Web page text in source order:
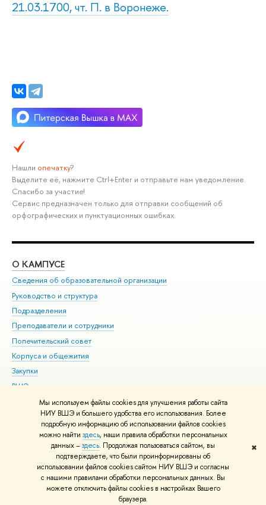
Мы используем файлы cookies для улучшения работы сайта
НИУ ВШЭ и большего удобства его использования. Более
подробную информацию об использовании файлов cookies
можно найти здесь, наши правила обработки персональных
данных –здесь. Продолжая пользоваться сайтом, вы
подтверждаете, что были проинформированы об
использовании файлов cookies сайтом НИУ ВШЭ и согласны
с нашими правилами обработки персональных данных. Вы
можете отключить файлы cookies в настройках Вашего
браузера.
✖
21.03.1700, чт. П. в Воронеже.
Нашли опечатку?
Выделите её, нажмите Ctrl+Enter и отправьте нам уведомление.
Спасибо за участие!
Сервис предназначен только для отправки сообщений об
орфографических и пунктуационных ошибках.
О КАМПУСЕ
Сведения об образовательной организации
Руководство и структура
Подразделения
Преподаватели и сотрудники
Попечительский совет
Корпуса и общежития
Закупки
ВШЭ для студентов с ограниченными возможностями
здоровья и инвалидностью
Версия для слабовидящих
Единая платежная страница
© НИУ ВШЭ 1993–2026 Адреса и контакты Условия использования
материалов Политика конфиденциальности Карта сайта
Шрифты HSE Sans и HSE Slab разработаны вШколе дизайна НИУ ВШЭ